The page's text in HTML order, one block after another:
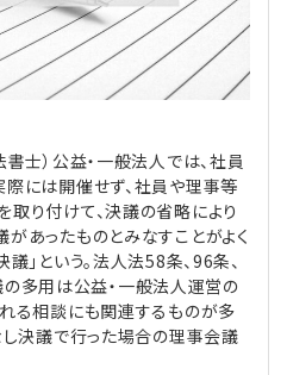
ル
産運用
ための人事戦略
査で想定される指摘事項
士）公益・一般法人では、社員
には開催せず、社員や理事等
り付けて、決議の省略により
あったものとみなすことがよく
」という。法人法58条、96条、
の多用は公益・一般法人運営の
る相談にも関連するものが多
決議で行った場合の理事会議